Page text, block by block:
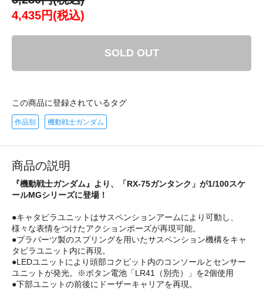
4,435円(税込)
SOLD OUT
この商品に登録されているタグ
作品別 機動戦士ガンダム
商品の説明
『機動戦士ガンダム』より、「RX-75ガンタンク」が1/100スケ
ールMGシリーズに登場！
●キャタピラユニットはサスペンションアームにより可動し、
様々な表情をつけたアクションポーズが再現可能。
●プラパーツ製のスプリングを用いたサスペンション機構をキャ
タピラユニット内に再現。
●LEDユニットにより頭部コクピット内のコンソールとセンサー
ユニットが発光。※ボタン電池「LR41（別売）」を2個使用
●下部ユニットの前後にドーザーキャリアを再現。